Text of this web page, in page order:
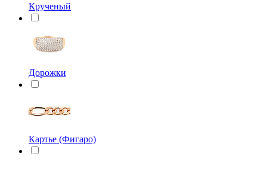
Крученый
Дорожки
Картье (Фигаро)